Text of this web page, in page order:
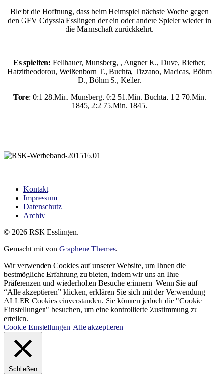
Bleibt die Hoffnung, dass beim Heimspiel nächste Woche gegen
den GFV Odyssia Esslingen der ein oder andere Spieler wieder in
die Mannschaft zurückkehrt.
Es spielten: Fellhauer, Munsberg, , Augner K., Duve, Riether,
Hatzitheodorou, Weißenborn T., Buchta, Tizzano, Macicas, Böhm
D., Böhm S., Keller.
Tore: 0:1 28.Min. Munsberg, 0:2 51.Min. Buchta, 1:2 70.Min.
1845, 2:2 75.Min. 1845.
Kontakt
Impressum
Datenschutz
Archiv
© 2026 RSK Esslingen.
Gemacht mit von Graphene Themes.
Wir verwenden Cookies auf unserer Website, um Ihnen die
bestmögliche Erfahrung zu bieten, indem wir uns an Ihre
Präferenzen und wiederholten Besuche erinnern. Wenn Sie auf
“Alle akzeptieren” klicken, erklären Sie sich mit der Verwendung
ALLER Cookies einverstanden. Sie können jedoch die "Cookie
Einstellungen" besuchen, um eine kontrollierte Zustimmung zu
erteilen.
Cookie Einstellungen Alle akzeptieren
Schließen